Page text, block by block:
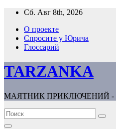
Перейти
содержимому
Сб. Авг 8th, 2026
О проекте
Спросите у Юрича
Глоссарий
TARZANKA
МАЯТНИК ПРИКЛЮЧЕНИЙ -